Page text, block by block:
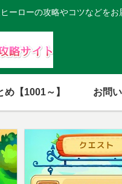
ーローの攻略やコツなどをお
め【1001～】 お問